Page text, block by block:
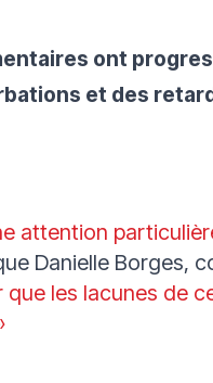
ont
et des
attention
Danielle Borges,
les lacunes de